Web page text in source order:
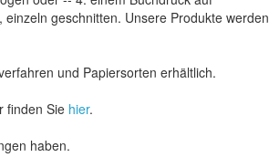
geschnitten. Unsere Produkte werden
und Papiersorten erhältlich.
finden Sie hier.
haben.